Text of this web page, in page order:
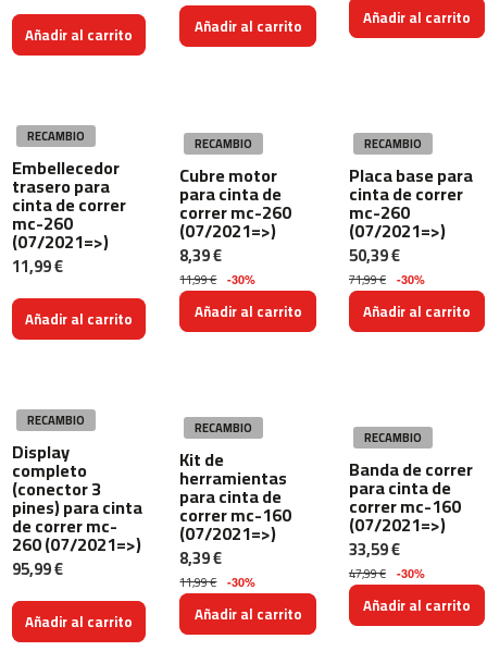
9
0
l
-
1
0
0
e
2
b
e
l
i
-
5
0
Añadir al carrito Añadir al carrito Añadir al carrito
RECAMBIO
Embellecedor
trasero para
cinta de correr
mc-260
(07/2021=>)
11,99 €
Añadir al carrito
RECAMBIO
Cubre motor
para cinta de
correr mc-260
(07/2021=>)
8,39 €
11,99 € -30%
Añadir al carrito
RECAMBIO
Placa base para
cinta de correr
mc-260
(07/2021=>)
50,39 €
71,99 € -30%
Añadir al carrito
RECAMBIO
Display
completo
(conector 3
pines) para cinta
de correr mc-
260 (07/2021=>)
95,99 €
Añadir al carrito
RECAMBIO
Kit de
herramientas
para cinta de
correr mc-160
(07/2021=>)
8,39 €
11,99 € -30%
Añadir al carrito
RECAMBIO
Banda de correr
para cinta de
correr mc-160
(07/2021=>)
33,59 €
47,99 € -30%
Añadir al carrito